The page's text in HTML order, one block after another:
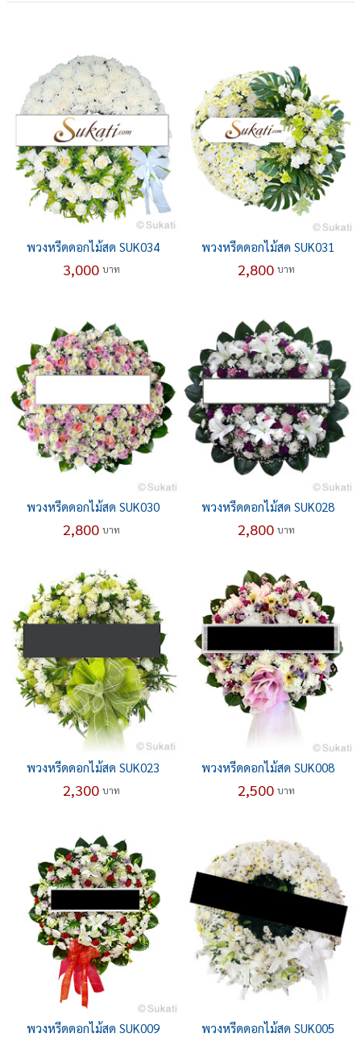
พวงหรีดดอกไม้สด SUK034
3,000 บาท
พวงหรีดดอกไม้สด SUK031
2,800 บาท
พวงหรีดดอกไม้สด SUK030
2,800 บาท
พวงหรีดดอกไม้สด SUK028
2,800 บาท
พวงหรีดดอกไม้สด SUK023
2,300 บาท
พวงหรีดดอกไม้สด SUK008
2,500 บาท
พวงหรีดดอกไม้สด SUK009 พวงหรีดดอกไม้สด SUK005